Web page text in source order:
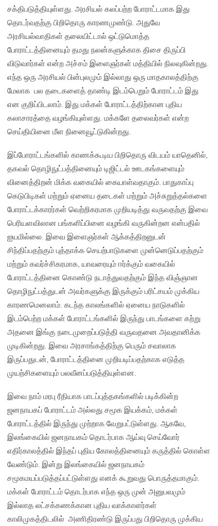
சக்திபடுத்தியுள்ளது. அரசியல் கலப்பற்ற போராட்டமாக இது
தொடர்வதற்கு பிறிதொரு காரணமுண்டு. அதுவே
அரசியல்வாதிகள் தலையிட்டால் ஒட்டுமொத்த
போராட்டத்தினையும் தமது நலன்களுக்காக திசை திருப்பி
விடுவார்கள் என்ற அச்சம் இளைஞர்கள் மத்தியில் நிலவுகின்றது.
எந்த ஒரு அரசியல் பின்புலமும் இல்லாது ஒரு மாதகாலத்திற்கு
மேலாக பல தடைகளைத் தாண்டி இடம்பெறும் போராட்டம் இது
என குறிப்பிடலாம். இது மக்கள் போராட்டத்திற்கான புதிய
கலாசாரத்தை வழங்கியுள்ளது. மக்களே தலைவர்கள் என்ற
செய்தியினை மீள நினைவூட்டுகின்றது.
இப்போராட்டங்களில் காணக்கூடிய பிறிதொரு விடயம் யாதெனில்,
தகவல் தொழிநுட்பத்தினையும் டிஜிட்டல் ஊடகங்களையும்
வினைத்திறன் மிக்க வகையில் கையாள்வதாகும். பாதுகாப்பு
கெடுபிடிகள் மற்றும் ஏனைய தடைகள் மற்றும் அச்சுறுத்தல்களை
போராட்டக்காரர்கள் வெற்றிகரமாக முறியடித்து வருவதற்கு இவை
பெரியளவிலான பங்களிப்பினை வழங்கி வருகின்றன என்பதில்
ஐயமில்லை. இவை இளைஞர்கள் ஆக்கத்திறனுடன்
சிந்திப்பதற்கும் புத்தாக்க செயற்பாடுகளை முன்னெடுப்பதற்கும்
மற்றும் கவர்ச்சிகரமாக, யாவரையும் ஈர்க்கும் வகையில்
போராட்டத்தினை கொண்டு நடாத்துவதற்கும் இந்த விஞ்ஞான
தொழிநுட்பத்துடன் அவர்களுக்கு இருக்கும் பரிட்சயம் முக்கிய
காரணமெனலாம். கடந்த காலங்களில் ஏனைய நாடுகளில்
இடம்பெற்ற மக்கள் போராட்டங்களில் இருந்து பாடங்களை கற்று
அதனை இங்கு நடைமுறைப்படுத்தி வருவதனை அவதானிக்க
முடிகின்றது. இவை அரசாங்கத்திற்கு பெரும் சவாலாக
இருப்பதுடன், போராட்டத்தினை முறியடிப்பதற்காக எடுத்த
முயற்சிகளையும் பலவீனப்படுத்தியுள்ளன.
இவை நாம் மரபு ரீதியாக பாடப்புத்தகங்களில் படிக்கின்ற
ஜனநாயகப் போராட்டம் அல்லது சமூக இயக்கம், மக்கள்
போராட்டத்தில் இருந்து முற்றாக வேறுபட்டுள்ளது. ஆகவே,
இலங்கையில் ஜனநாயகம் தொடர்பாக ஆய்வு செய்வோர்
எதிர்காலத்தில் இந்தப் புதிய கோலத்தினையும் கருத்தில் கொள்ள
வேண்டும். இன்று இலங்கையில் ஜனநாயகம்
சமூகமயப்படுத்தப்பட்டுள்ளது எனக் கூறுவது பொருத்தமாகும்.
மக்கள் போராட்டம் தொடர்பாக எந்த ஒரு முன் அனுபவமும்
இல்லாத லட்சக்கணக்கான புதிய வாக்காளர்கள்
காலிமுகத்திடலில் அணிதிரண்டு இருப்பது பிறிதொரு முக்கிய